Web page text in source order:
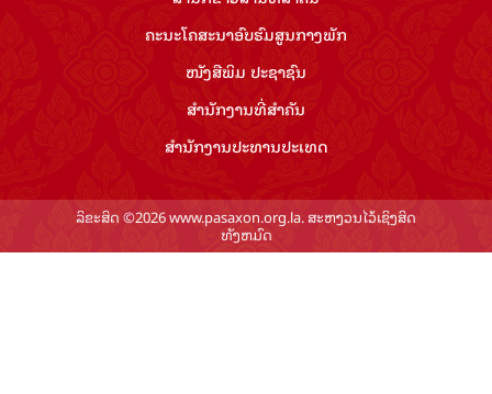
ຄະນະໂຄສະນາອົບຮົມ​ສູນ​ກາງ​ພັກ
ໜັງສືພິມ ປະ​ຊາ​ຊົນ
ສຳ​ນັກ​ງານ​ທີ່​ສຳ​ຄັນ
ສຳ​ນັກ​ງານ​ປະ​ທານ​ປະ​ເທດ
ລິຂະສິດ ©2026 www.pasaxon.org.la. ສະຫງວນໄວ້ເຊິງສິດ
ທັງຫມົດ